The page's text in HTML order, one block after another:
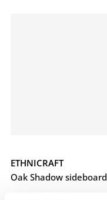
ETHNICRAFT
Oak Shadow sideboard